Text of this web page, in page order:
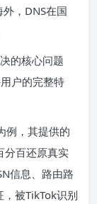
，DNS在国
的核心问题
户的完整特
例，其提供的
分百还原真实
信息、路由路
被TikTok识别